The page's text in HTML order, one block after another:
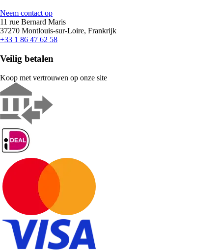
Neem contact op
11 rue Bernard Maris
37270 Montlouis-sur-Loire, Frankrijk
+33 1 86 47 62 58
Veilig betalen
Koop met vertrouwen op onze site